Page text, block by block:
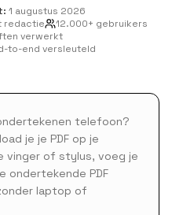
: 1 augustus 2026
redactie
12.000+ gebruikers
verwerkt
to-end versleuteld
telefoon?
je je PDF op je
vinger of stylus, voeg je
ondertekende PDF
laptop of